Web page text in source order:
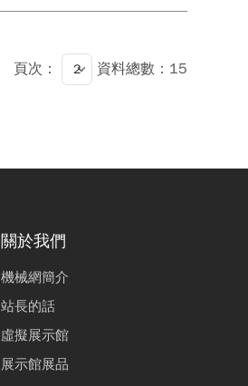
頁次： 資料總數：15
關於我們
機械網簡介
站長的話
虛擬展示館
展示館展品